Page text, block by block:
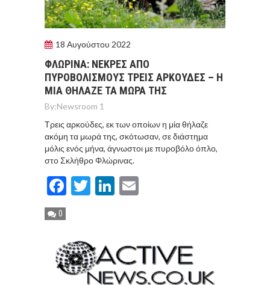
18 Αυγούστου 2022
ΦΛΩΡΙΝΑ: ΝΕΚΡΕΣ ΑΠΟ
ΠΥΡΟΒΟΛΙΣΜΟΥΣ ΤΡΕΙΣ ΑΡΚΟΥΔΕΣ – Η
ΜΙΑ ΘΗΛΑΖΕ ΤΑ ΜΩΡΑ ΤΗΣ
By:Newsroom 1
Τρεις αρκούδες, εκ των οποίων η μία θήλαζε
ακόμη τα μωρά της, σκότωσαν, σε διάστημα
μόλις ενός μήνα, άγνωστοι με πυροβόλο όπλο,
στο Σκλήθρο Φλώρινας.
Facebook
TwitterLinkedIn
0